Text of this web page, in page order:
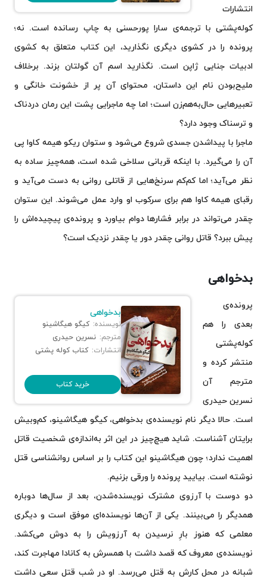
انتشارات
کوله‌پشتی با ترجمه‌ی سارا پورحسنی به چاپ رسانده است. نه؛
پرونده را در کشوی دیگری نگذارید، این کتاب متعلق به کشوی
ادبیات جنایی ژاپن است. نگذارید اسم آن گولتان بزند. برخلاف
ملیح‌بودن نام این داستان، محتوای آن پر از خشونت خانگی و
تعبیرهایی حال‌به‌هم‌زن است؛ اما چه ماجرایی پشت این رمان دردناک
و ترسناک وجود دارد؟
ماجرا با پیداشدن جسدی شروع می‌شود و ستوان ریکو هیمه کاوا پی
آن را می‌گیرد. با اینکه قربانی سلاخی شده است، همه‌چیز ساده به
نظر می‌آید؛ اما کم‌کم سرنخ‌هایی از قاتلی روانی به دست می‌آید و
رقبای هیمه کاوا هم برای سرکوب او وارد عمل می‌شوند. این ستوان
چقدر می‌تواند در برابر فشارها دوام بیاورد و پرونده‌ی پیچیده‌اش را
پیش ببرد؟ قاتل روانی چقدر دور یا چقدر نزدیک است؟
بدخواهی
بدخواهی
نویسنده: کیگو هیگاشینو
مترجم: نسرین حیدری
انتشارات: کتاب کوله پشتی
خرید کتاب
پرونده‌ی
بعدی را هم
کوله‌پشتی
منتشر کرده و
مترجم آن
نسرین حیدری
است. حالا دیگر نام نویسنده‌ی بدخواهی، کیگو هیگاشینو، کم‌وبیش
برایتان آشناست. شاید هیچ‌چیز در این اثر به‌اندازه‌ی شخصیت قاتل
اهمیت ندارد؛ چون هیگاشینو این کتاب را بر اساس روانشناسی قتل
نوشته است. بیایید پرونده را ورقی بزنیم.
دو دوست با آرزوی مشترک نویسنده‌شدن، بعد از سال‌ها دوباره
همدیگر را می‌بینند. یکی از آن‌ها نویسنده‌ای موفق است و دیگری
معلمی که هنوز بارِ نرسیدن به آرزویش را به دوش می‌کشد.
نویسنده‌ی معروف که قصد داشت با همسرش به کانادا مهاجرت کند،
شبانه در محل کارش به قتل می‌رسد. او در شب قتل سعی داشت